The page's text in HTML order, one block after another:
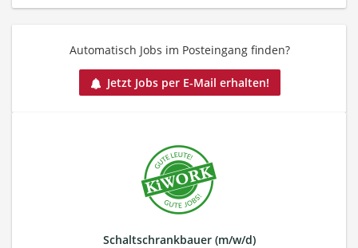
Automatisch Jobs im Posteingang finden?
Jetzt Jobs per E-Mail erhalten!
Schaltschrank­bauer (m/w/d)